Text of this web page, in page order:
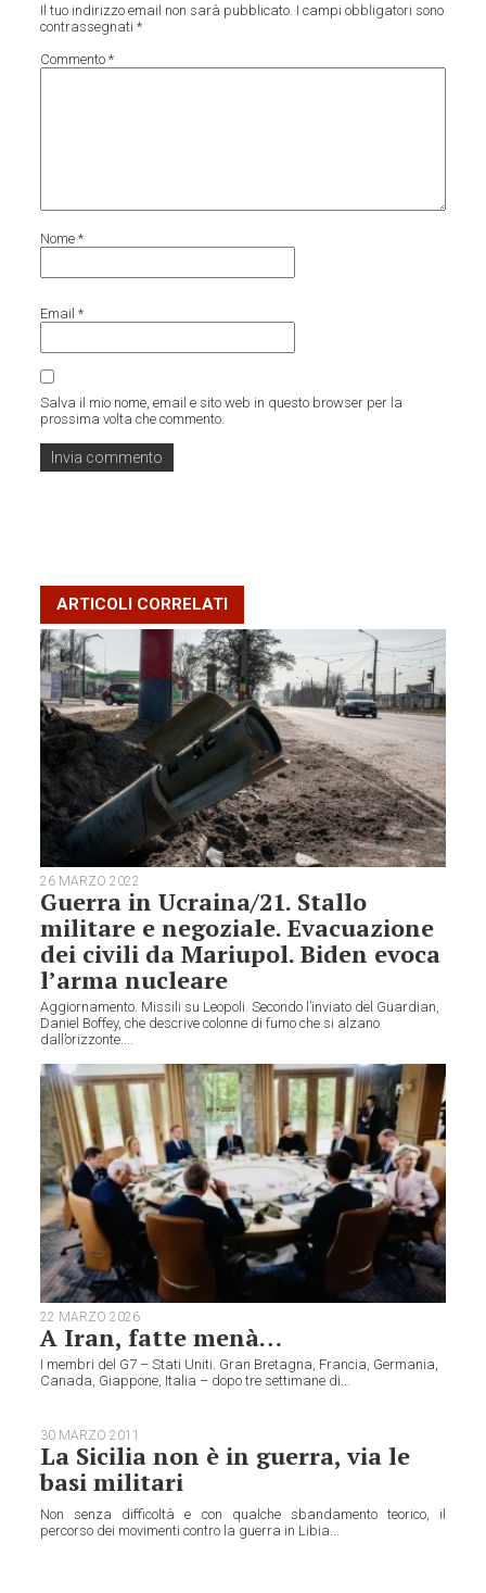
Il tuo indirizzo email non sarà pubblicato. I campi obbligatori sono
contrassegnati*
Commento*
Nome*
Email*
Salva il mio nome, email e sito web in questo browser per la
prossima volta che commento.
ARTICOLI CORRELATI
26 MARZO 2022
Guerra in Ucraina/21. Stallo
militare e negoziale. Evacuazione
dei civili da Mariupol. Biden evoca
l’arma nucleare
Aggiornamento. Missili su Leopoli. Secondo l’inviato del Guardian,
Daniel Boffey, che descrive colonne di fumo che si alzano
dall’orizzonte....
22 MARZO 2026
A Iran, fatte menà…
I membri del G7 – Stati Uniti. Gran Bretagna, Francia, Germania,
Canada, Giappone, Italia – dopo tre settimane di...
30 MARZO 2011
La Sicilia non è in guerra, via le
basi militari
Non senza difficoltà e con qualche sbandamento teorico, il
percorso dei movimenti contro la guerra in Libia...